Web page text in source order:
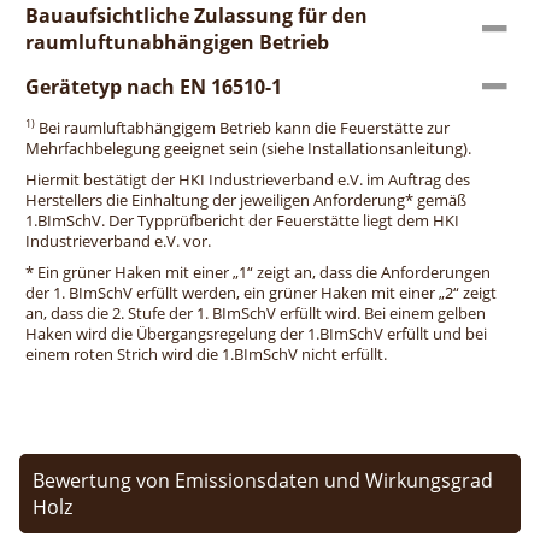
Bauaufsichtliche Zulassung für den
raumluftunabhängigen Betrieb
Gerätetyp nach EN 16510-1
1) Bei raumluftabhängigem Betrieb kann die Feuerstätte zur
Mehrfachbelegung geeignet sein (siehe Installationsanleitung).
Hiermit bestätigt der HKI Industrieverband e.V. im Auftrag des
Herstellers die Einhaltung der jeweiligen Anforderung* gemäß
1.BImSchV. Der Typprüfbericht der Feuerstätte liegt dem HKI
Industrieverband e.V. vor.
* Ein grüner Haken mit einer „1“ zeigt an, dass die Anforderungen
der 1. BImSchV erfüllt werden, ein grüner Haken mit einer „2“ zeigt
an, dass die 2. Stufe der 1. BImSchV erfüllt wird. Bei einem gelben
Haken wird die Übergangsregelung der 1.BImSchV erfüllt und bei
einem roten Strich wird die 1.BImSchV nicht erfüllt.
Bewertung von Emissionsdaten und Wirkungsgrad
Holz